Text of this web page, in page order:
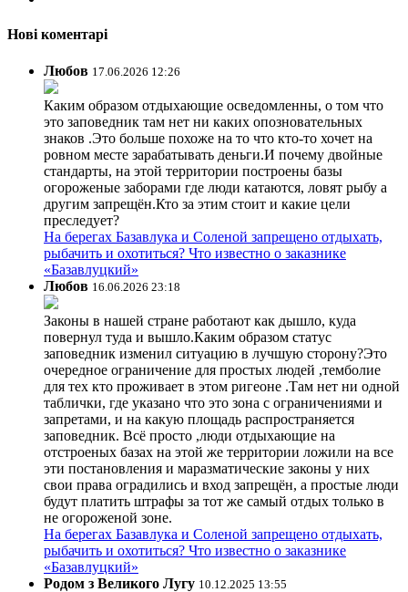
Нові коментарі
Любов 17.06.2026 12:26
Каким образом отдыхающие осведомленны, о том что
это заповедник там нет ни каких опозновательных
знаков .Это больше похоже на то что кто-то хочет на
ровном месте зарабатывать деньги.И почему двойные
стандарты, на этой территории построены базы
огороженые заборами где люди катаются, ловят рыбу а
другим запрещён.Кто за этим стоит и какие цели
преследует?
На берегах Базавлука и Соленой запрещено отдыхать,
рыбачить и охотиться? Что известно о заказнике
«Базавлуцкий»
Любов 16.06.2026 23:18
Законы в нашей стране работают как дышло, куда
повернул туда и вышло.Каким образом статус
заповедник изменил ситуацию в лучшую сторону?Это
очередное ограничение для простых людей ,темболие
для тех кто проживает в этом ригеоне .Там нет ни одной
таблички, где указано что это зона с ограничениями и
запретами, и на какую площадь распространяется
заповедник. Всё просто ,люди отдыхающие на
отстроеных базах на этой же территории ложили на все
эти постановления и маразматические законы у них
свои права оградились и вход запрещён, а простые люди
будут платить штрафы за тот же самый отдых только в
не огороженой зоне.
На берегах Базавлука и Соленой запрещено отдыхать,
рыбачить и охотиться? Что известно о заказнике
«Базавлуцкий»
Родом з Великого Лугу 10.12.2025 13:55